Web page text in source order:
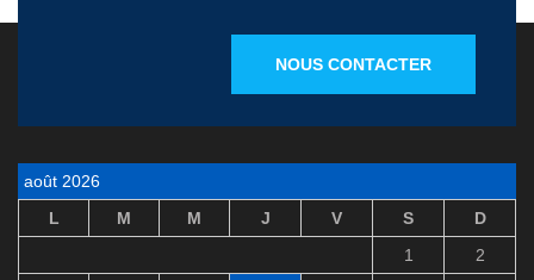
NOUS CONTACTER
août 2026
L
M M J V S
D
1
2